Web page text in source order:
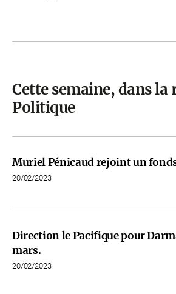
Cette semaine, dans la
Politique
Muriel Pénicaud rejoint un
20/02/2023
Direction le Pacifique pour
mars.
20/02/2023